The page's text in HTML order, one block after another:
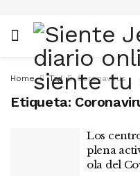
Home Tag Coronavirus
Etiqueta:
Los
plena
ola del